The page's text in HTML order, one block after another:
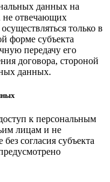
данных на
не отвечающих
только в
форме субъекта
передачу его
договора, стороной
данных.
к персональным
лицам и не
согласия субъекта